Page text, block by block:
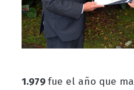
1.979fue el año que